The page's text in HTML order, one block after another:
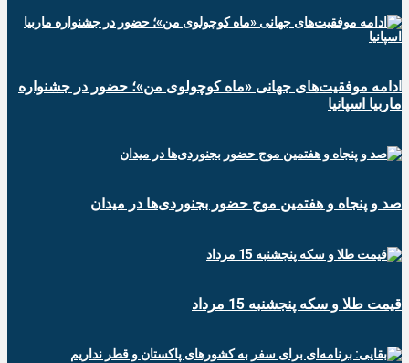
ادامه موفقیت‌های جهانی «ماه کوچولوی من»؛ حضور در جشنواره
ماربیا اسپانیا
صد و پنجاه و هفتمین موج حضور بجنوردی‌ها در میدان
قیمت طلا و سکه پنجشنبه 15 مرداد